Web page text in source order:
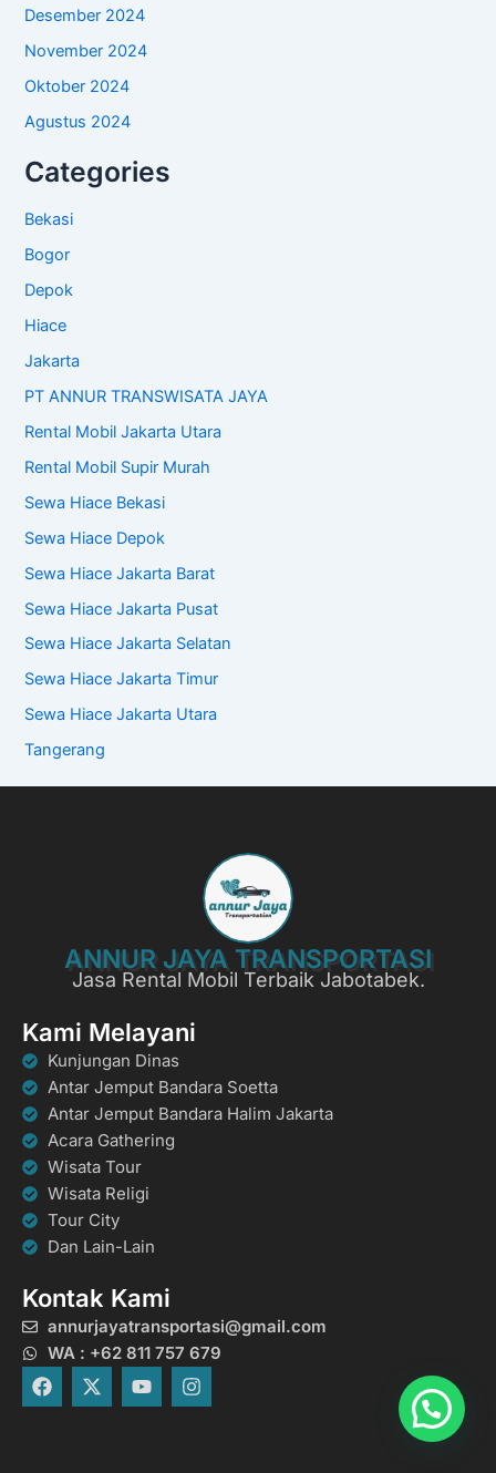
Desember 2024
November 2024
Oktober 2024
Agustus 2024
Categories
Bekasi
Bogor
Depok
Hiace
Jakarta
PT ANNUR TRANSWISATA JAYA
Rental Mobil Jakarta Utara
Rental Mobil Supir Murah
Sewa Hiace Bekasi
Sewa Hiace Depok
Sewa Hiace Jakarta Barat
Sewa Hiace Jakarta Pusat
Sewa Hiace Jakarta Selatan
Sewa Hiace Jakarta Timur
Sewa Hiace Jakarta Utara
Tangerang
ANNUR JAYA TRANSPORTASI
Jasa Rental Mobil Terbaik Jabotabek.
Kami Melayani
Kunjungan Dinas
Antar Jemput Bandara Soetta
Antar Jemput Bandara Halim Jakarta
Acara Gathering
Wisata Tour
Wisata Religi
Tour City
Dan Lain-Lain
Kontak Kami
annurjayatransportasi@gmail.com
WA : +62 811 757 679
F
a
X
-
Y
o
I
n